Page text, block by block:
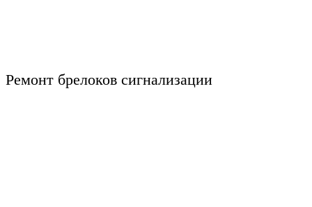
Ремонт брелоков сигнализации